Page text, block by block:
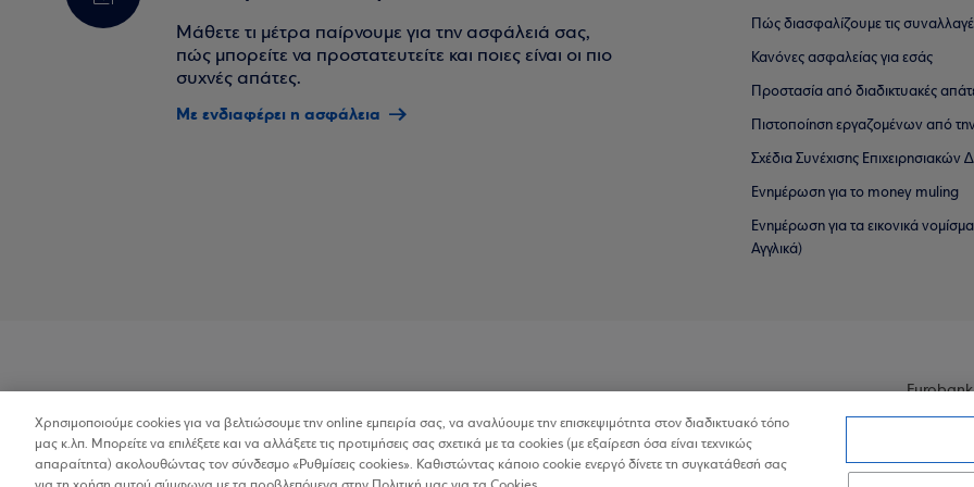
Μάθετε τι μέτρα παίρνουμε για την ασφάλειά σας,
πώς μπορείτε να προστατευτείτε και ποιες είναι οι πιο
συχνές απάτες.
Με ενδιαφέρει η ασφάλεια
Πώς διασφαλίζουμε τις
Κανόνες ασφαλείας για εσάς
Προστασία από διαδικτυακές
Πιστοποίηση εργαζομένων από
Σχέδια Συνέχισης Επιχειρησιακών
Ενημέρωση για το money muling
Ενημέρωση για τα εικονικά
Αγγλικά)
Προσβασιμότητα
Χρησιμοποιούμε cookies για να βελτιώσουμε την online εμπειρία σας, να αναλύουμε την επισκεψιμότητα στον διαδικτυακό τόπο
μας κ.λπ. Μπορείτε να επιλέξετε και να αλλάξετε τις προτιμήσεις σας σχετικά με τα cookies (με εξαίρεση όσα είναι τεχνικώς
απαραίτητα) ακολουθώντας τον σύνδεσμο «Ρυθμίσεις cookies». Καθιστώντας κάποιο cookie ενεργό δίνετε τη συγκατάθεσή σας